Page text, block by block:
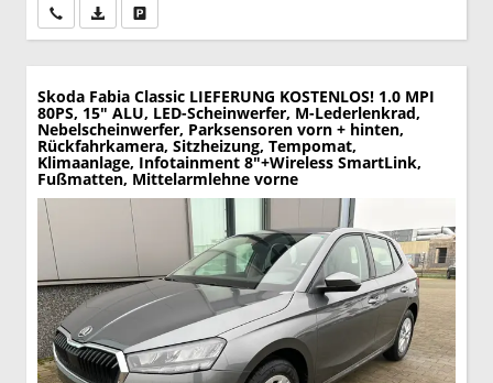
Wir rufen Sie anPDF-Datei, Fahrzeugexposé drucken
Skoda Fabia Classic LIEFERUNG KOSTENLOS! 1.0 MPI
80PS, 15" ALU, LED-Scheinwerfer, M-Lederlenkrad,
Nebelscheinwerfer, Parksensoren vorn + hinten,
Rückfahrkamera, Sitzheizung, Tempomat,
Klimaanlage, Infotainment 8"+Wireless SmartLink,
Fußmatten, Mittelarmlehne vorne